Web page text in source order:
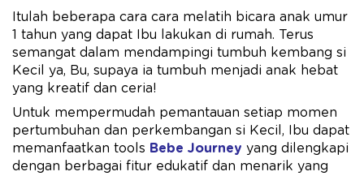
Itulah beberapa cara cara melatih bicara anak umur
1 tahun yang dapat Ibu lakukan di rumah. Terus
semangat dalam mendampingi tumbuh kembang si
Kecil ya, Bu, supaya ia tumbuh menjadi anak hebat
yang kreatif dan ceria!
Untuk mempermudah pemantauan setiap momen
pertumbuhan dan perkembangan si Kecil, Ibu dapat
memanfaatkan tools Bebe Journey yang dilengkapi
dengan berbagai fitur edukatif dan menarik yang